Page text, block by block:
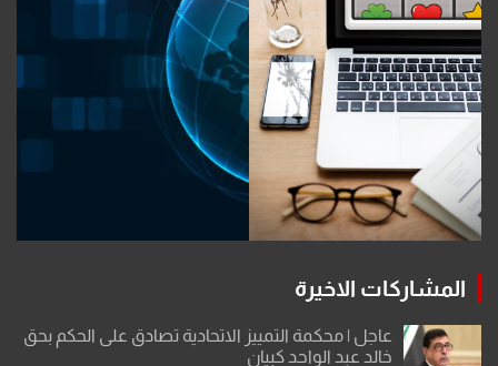
المشاركات الاخيرة
عاجل | محكمة التمييز الاتحادية تصادق على الحكم بحق
خالد عبد الواحد كبيان